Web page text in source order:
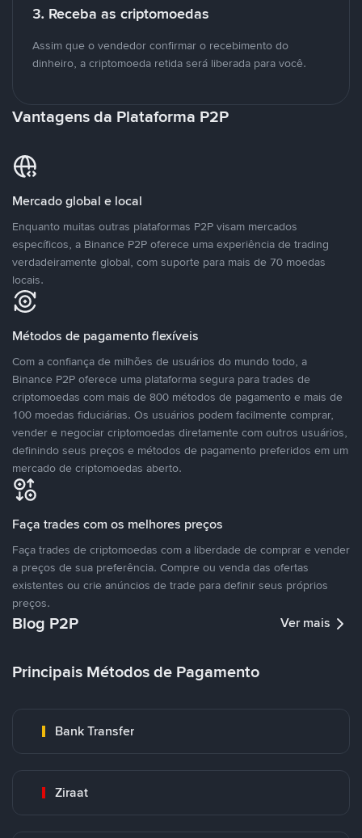
3. Receba as criptomoedas
Assim que o vendedor confirmar o recebimento do
dinheiro, a criptomoeda retida será liberada para você.
Vantagens da Plataforma P2P
Mercado global e local
Enquanto muitas outras plataformas P2P visam mercados
específicos, a Binance P2P oferece uma experiência de trading
verdadeiramente global, com suporte para mais de 70 moedas
locais.
Métodos de pagamento flexíveis
Com a confiança de milhões de usuários do mundo todo, a
Binance P2P oferece uma plataforma segura para trades de
criptomoedas com mais de 800 métodos de pagamento e mais de
100 moedas fiduciárias. Os usuários podem facilmente comprar,
vender e negociar criptomoedas diretamente com outros usuários,
definindo seus preços e métodos de pagamento preferidos em um
mercado de criptomoedas aberto.
Faça trades com os melhores preços
Faça trades de criptomoedas com a liberdade de comprar e vender
a preços de sua preferência. Compre ou venda das ofertas
existentes ou crie anúncios de trade para definir seus próprios
preços.
Blog P2P Ver mais
Principais Métodos de Pagamento
Bank Transfer
Ziraat